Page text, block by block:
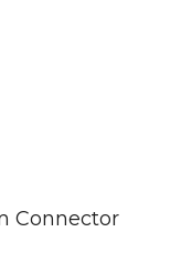
Connector